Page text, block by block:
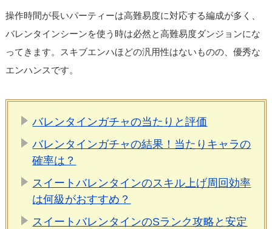
操作時間が長いパーティーは高難易度に対応する編成が多く、
バレンタインシーンを使う時は必然と高難易度ダンジョンにな
ってきます。スキブエンハほどの汎用性はないものの、優秀な
エンハンスです。
バレンタインガチャの当たりと評価
バレンタインガチャの結果！当たりキャラの
確率は？
スイートバレンタインのスキル上げ周回効率
は何級がおすすめ？
スイートバレンタインのSランク攻略と安定